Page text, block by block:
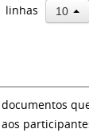
linhas 10